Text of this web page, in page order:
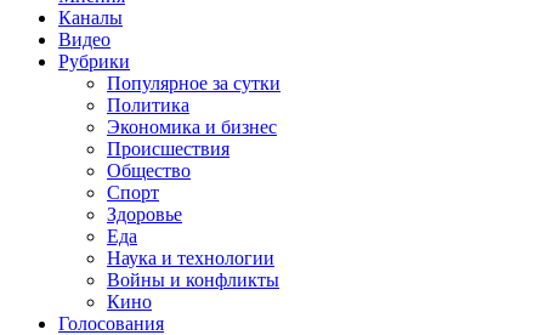
Каналы
Видео
Рубрики
Популярное за сутки
Политика
Экономика и бизнес
Происшествия
Общество
Спорт
Здоровье
Еда
Наука и технологии
Войны и конфликты
Кино
Голосования